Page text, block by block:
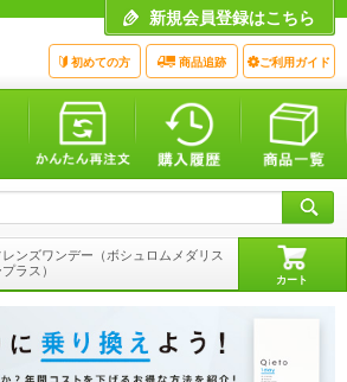
新規会員登録はこちら
初めての方 商品追跡 ご利用ガイド
レンズワンデー（ボシュロムメダリス
ラス）
カート